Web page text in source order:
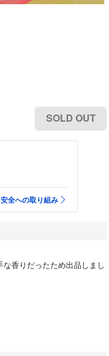
SOLD OUT
全への取り組み
香りだったため出品しまし